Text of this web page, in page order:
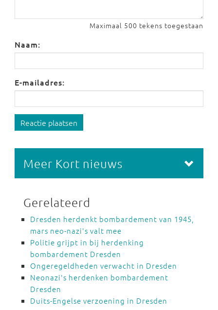
Maximaal 500 tekens toegestaan
Naam:
E-mailadres:
Reactie plaatsen
Meer Kort nieuws
Gerelateerd
Dresden herdenkt bombardement van 1945,
mars neo-nazi's valt mee
Politie grijpt in bij herdenking
bombardement Dresden
Ongeregeldheden verwacht in Dresden
Neonazi's herdenken bombardement
Dresden
Duits-Engelse verzoening in Dresden